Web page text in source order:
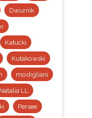
Dwurnik
Kałucki
Kułakowski
modigliani
Natalia LL
Persee